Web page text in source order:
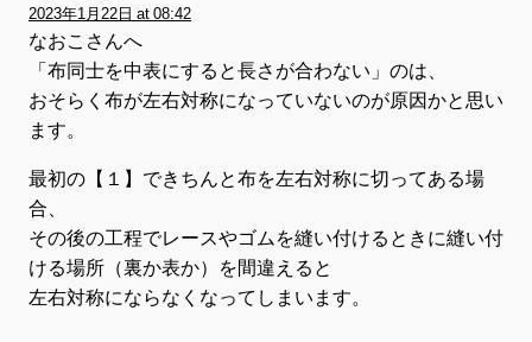
2023年1月22日 at 08:42
なおこさんへ
「布同士を中表にすると長さが合わない」のは、
おそらく布が左右対称になっていないのが原因かと思い
ます。
最初の【１】できちんと布を左右対称に切ってある場
合、
その後の工程でレースやゴムを縫い付けるときに縫い付
ける場所（裏か表か）を間違えると
左右対称にならなくなってしまいます。